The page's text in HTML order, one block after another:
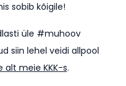
sobib kõigile!
üle #muhoov
siin lehel veidi allpool
alt meie KKK-s.